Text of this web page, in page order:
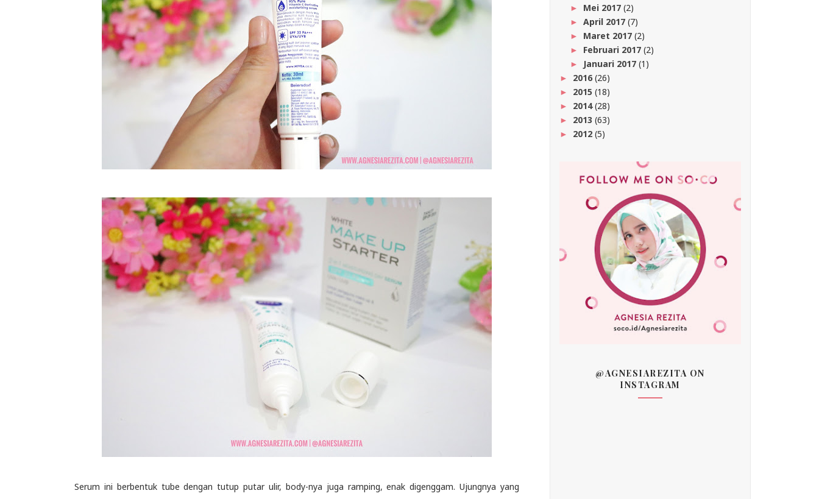
Serum ini berbentuk tube dengan tutup putar ulir, body-nya juga ramping, enak digenggam. Ujungnya yang
► Mei 2017 (2)
► April 2017 (7)
► Maret 2017 (2)
► Februari 2017 (2)
► Januari 2017 (1)
► 2016(26)
► 2015 (18)
► 2014(28)
► 2013 (63)
► 2012 (5)
@AGNESIAREZITA ON
INSTAGRAM